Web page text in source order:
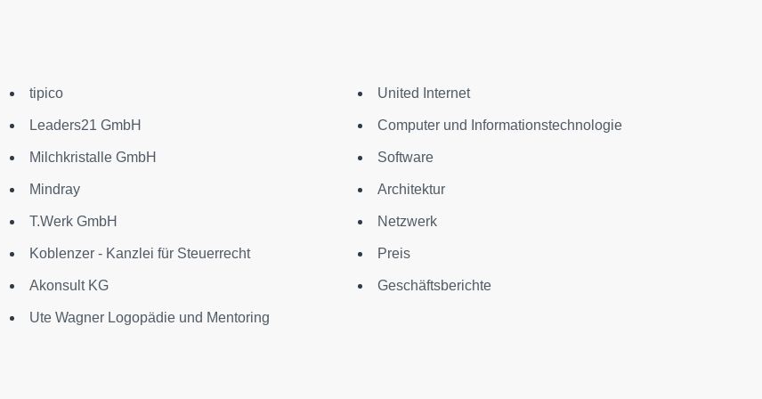
tipico
Leaders21 GmbH
Milchkristalle GmbH
Mindray
T.Werk GmbH
Koblenzer - Kanzlei für Steuerrecht
Akonsult KG
Ute Wagner Logopädie und Mentoring
United Internet
Computer und Informationstechnologie
Software
Architektur
Netzwerk
Preis
Geschäftsberichte